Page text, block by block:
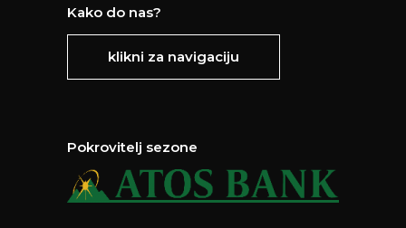
Kako do nas?
klikni za navigaciju
Pokrovitelj sezone